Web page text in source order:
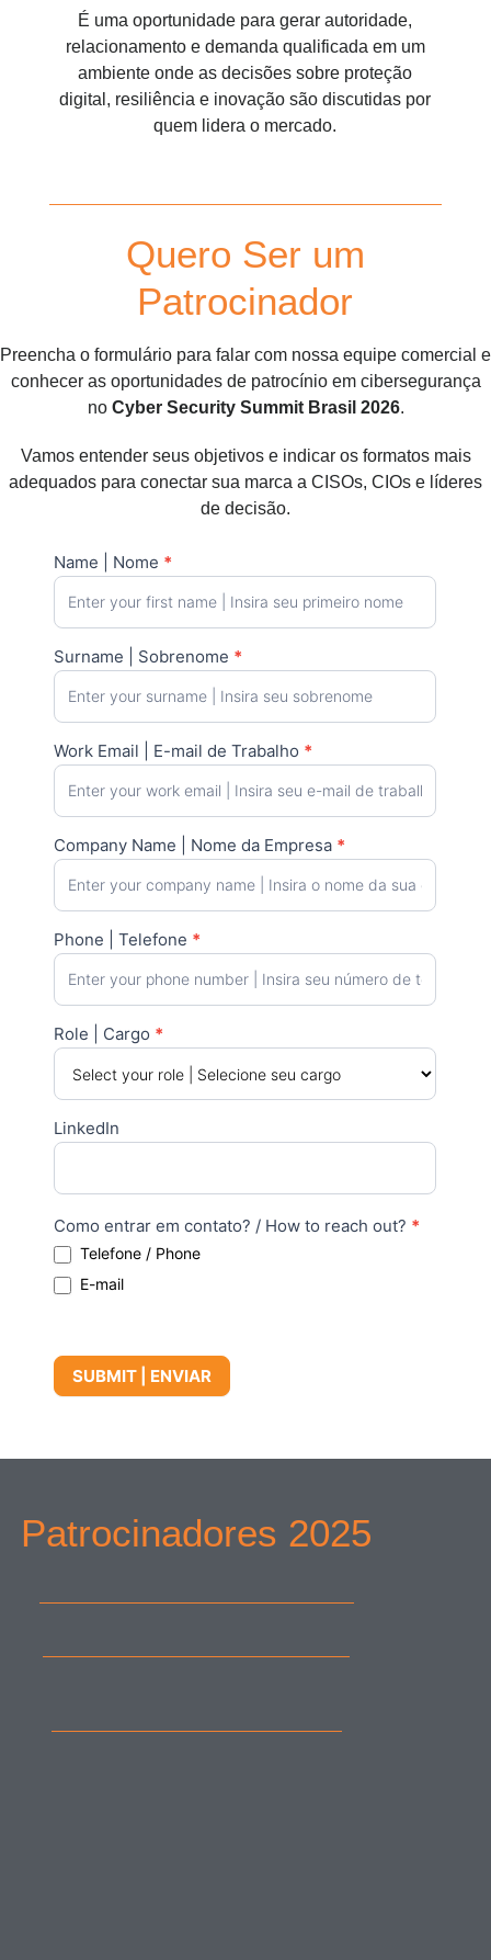
É uma oportunidade para gerar autoridade,
relacionamento e demanda qualificada em um
ambiente onde as decisões sobre proteção
digital, resiliência e inovação são discutidas por
quem lidera o mercado.
Quero Ser um
Patrocinador
Preencha o formulário para falar com nossa equipe comercial e
conhecer as oportunidades de patrocínio em cibersegurança
no Cyber Security Summit Brasil 2026.
Vamos entender seus objetivos e indicar os formatos mais
adequados para conectar sua marca a CISOs, CIOs e líderes
de decisão.
Como
posso
patrocinar?
/ How can
I sponsor?
Name | Nome *
Surname | Sobrenome *
Work Email | E-mail de Trabalho *
Company Name | Nome da Empresa *
Phone | Telefone *
Role | Cargo *
LinkedIn
Como entrar em contato? / How to reach out? *
Telefone / Phone
E-mail
SUBMIT | ENVIAR
Patrocinadores 2025